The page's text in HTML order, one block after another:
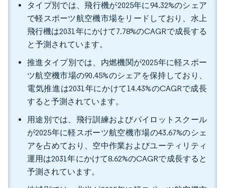
タイプ別では、飛行機が2025年に94.32%のシェア
で軽スポーツ航空機市場をリードしており、水上
飛行機は2031年にかけて7.78%のCAGRで成長する
と予測されています。
推進タイプ別では、内燃機関が2025年に軽スポー
ツ航空機市場の90.45%のシェアを保持しており、
電気推進は2031年にかけて14.43%のCAGRで成長
すると予測されています。
用途別では、飛行訓練およびパイロットスクール
が2025年に軽スポーツ航空機市場の43.67%のシェ
アを占めており、空中作業およびユーティリティ
運用は2031年にかけて8.62%のCAGRで成長すると
予測されています。